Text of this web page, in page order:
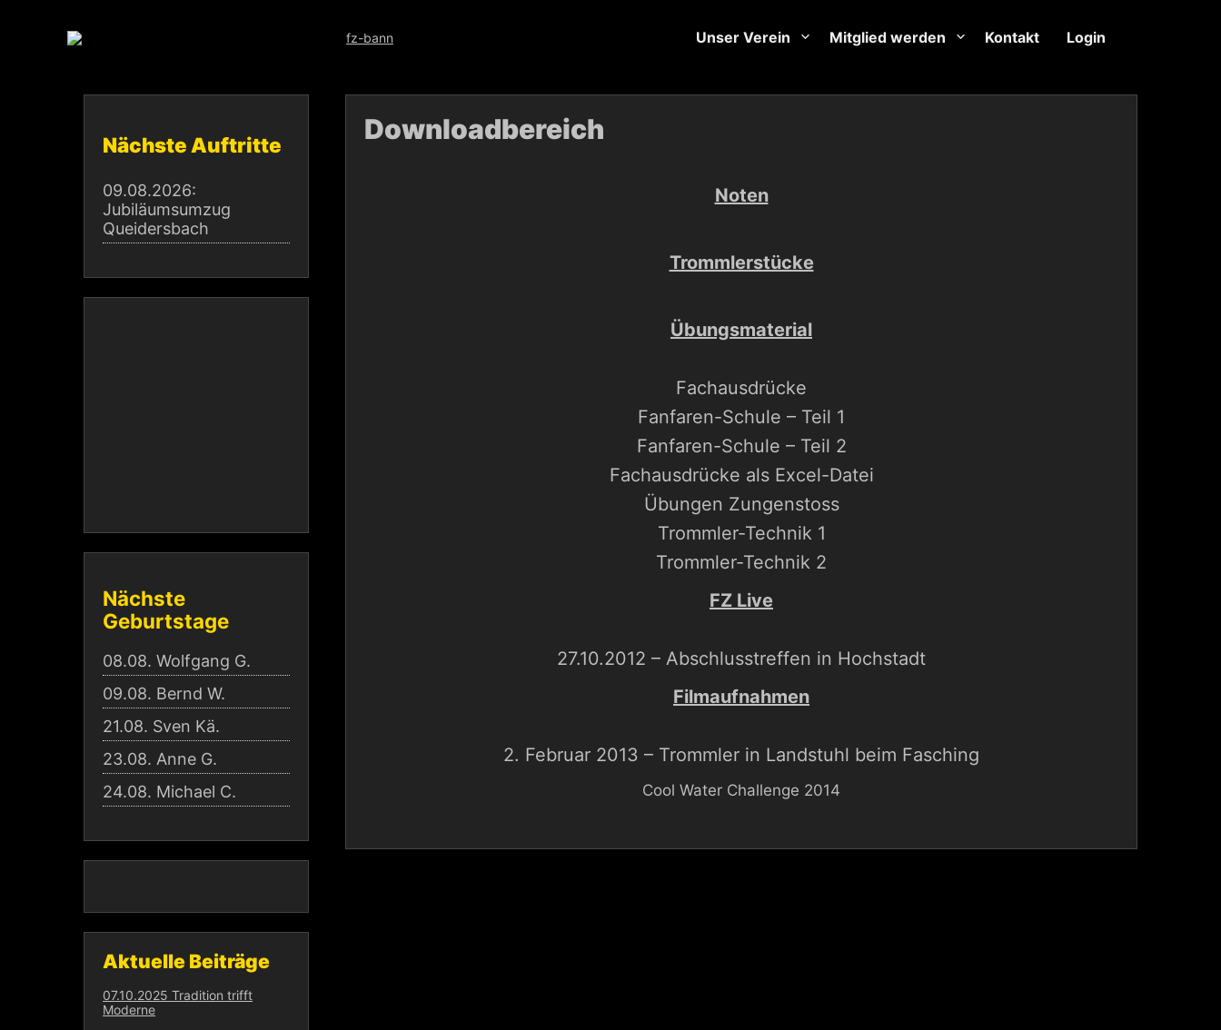
Unser Verein Mitglied werden Kontakt Login
Downloadbereich
Noten
Trommlerstücke
Übungsmaterial
Fachausdrücke
Fanfaren-Schule – Teil 1
Fanfaren-Schule – Teil 2
Fachausdrücke als Excel-Datei
Übungen Zungenstoss
Trommler-Technik 1
Trommler-Technik 2
FZ Live
27.10.2012 – Abschlusstreffen in Hochstadt
Filmaufnahmen
2. Februar 2013 – Trommler in Landstuhl beim Fasching
Cool Water Challenge 2014
Nächste Auftritte
09.08.2026:
Jubiläumsumzug
Queidersbach
Nächste
Geburtstage
08.08. Wolfgang G.
09.08. Bernd W.
21.08. Sven Kä.
23.08. Anne G.
24.08. Michael C.
Aktuelle Beiträge
07.10.2025 Tradition trifft
Moderne